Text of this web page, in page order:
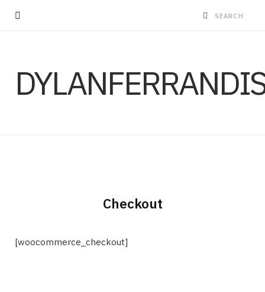
Checkout
[woocommerce_checkout]